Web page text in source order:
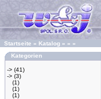
Startseite » Katalog » » »
Kategorien
-> (41)
-> (3)
(1)
(1)
(1)